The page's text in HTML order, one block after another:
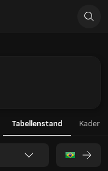
Tabellenstand Kader